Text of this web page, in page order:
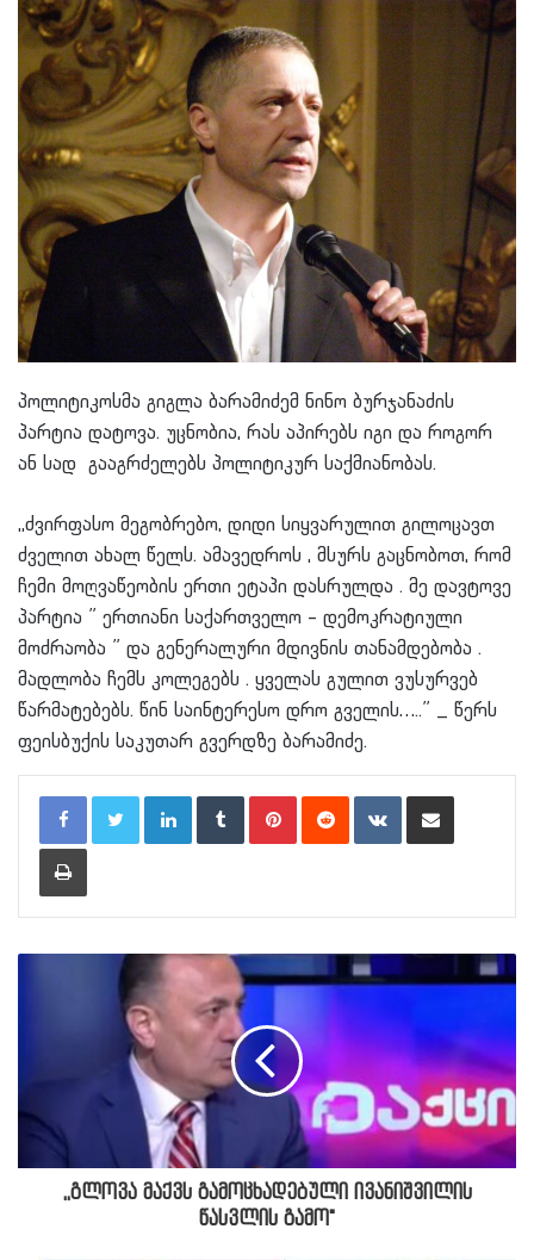
პოლიტიკოსმა გიგლა ბარამიძემ ნინო ბურჯანაძის
პარტია დატოვა. უცნობია, რას აპირებს იგი და როგორ
ან სად გააგრძელებს პოლიტიკურ საქმიანობას.
,,ძვირფასო მეგობრებო, დიდი სიყვარულით გილოცავთ
ძველით ახალ წელს. ამავედროს , მსურს გაცნობოთ, რომ
ჩემი მოღვაწეობის ერთი ეტაპი დასრულდა . მე დავტოვე
პარტია ” ერთიანი საქართველო – დემოკრატიული
მოძრაობა ” და გენერალური მდივნის თანამდებობა .
მადლობა ჩემს კოლეგებს . ყველას გულით ვუსურვებ
წარმატებებს. წინ საინტერესო დრო გველის…..” _ წერს
ფეისბუქის საკუთარ გვერდზე ბარამიძე.
LinkedInTumblr PinterestReddit VKontakteShare via Email
Print
,,გლოვა მაქვს გამოცხადებული ივანიშვილის
წასვლის გამო"